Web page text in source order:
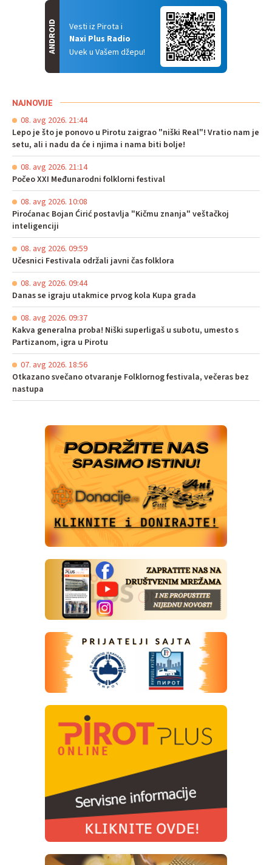
Vesti iz Pirota i
Naxi Plus Radio
Uvek u Vašem džepu!
ANDROID
NAJNOVIJE
08. avg 2026. 21:44
Lepo je što je ponovo u Pirotu zaigrao "niški Real"! Vratio nam je
setu, ali i nadu da će i njima i nama biti bolje!
08. avg 2026. 21:14
Počeo XXI Međunarodni folklorni festival
08. avg 2026. 10:08
Piroćanac Bojan Ćirić postavlja "Kičmu znanja" veštačkoj
inteligenciji
08. avg 2026. 09:59
Učesnici Festivala održali javni čas folklora
08. avg 2026. 09:44
Danas se igraju utakmice prvog kola Kupa grada
08. avg 2026. 09:37
Kakva generalna proba! Niški superligaš u subotu, umesto s
Partizanom, igra u Pirotu
07. avg 2026. 18:56
Otkazano svečano otvaranje Folklornog festivala, večeras bez
nastupa